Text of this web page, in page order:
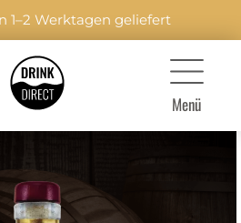
1–2 Werktagen geliefert
Menü